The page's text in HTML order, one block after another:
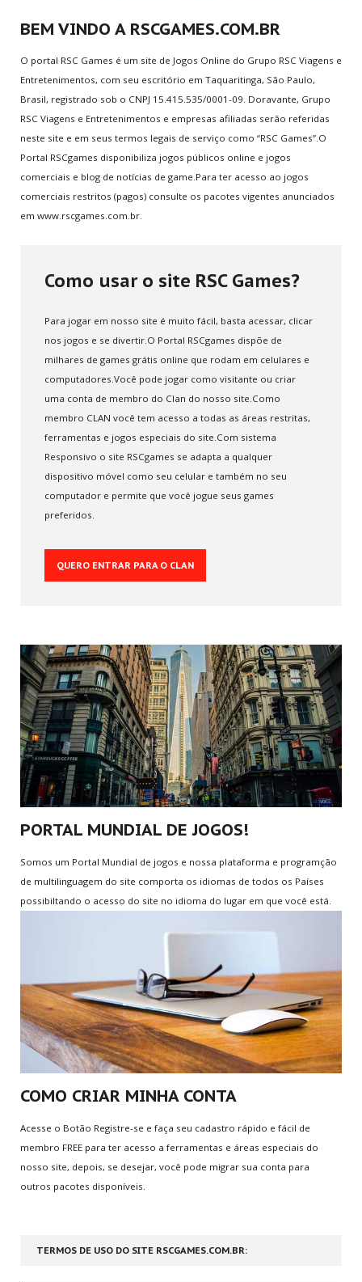
Multijogadores
MEMBROS
BEM VINDO A RSCGAMES.COM.BR
O portal RSC Games é um site de Jogos Online do Grupo RSC Viagens e
Entretenimentos, com seu escritório em Taquaritinga, São Paulo,
Brasil, registrado sob o CNPJ 15.415.535/0001-09. Doravante, Grupo
RSC Viagens e Entretenimentos e empresas afiliadas serão referidas
neste site e em seus termos legais de serviço como “RSC Games”.O
Portal RSCgames disponibiliza jogos públicos online e jogos
comerciais e blog de notícias de game.Para ter acesso ao jogos
comerciais restritos (pagos) consulte os pacotes vigentes anunciados
em www.rscgames.com.br.
Como usar o site RSC Games?
Para jogar em nosso site é muito fácil, basta acessar, clicar
nos jogos e se divertir.O Portal RSCgames dispõe de
milhares de games grátis online que rodam em celulares e
computadores.Você pode jogar como visitante ou criar
uma conta de membro do Clan do nosso site.Como
membro CLAN você tem acesso a todas as áreas restritas,
ferramentas e jogos especiais do site.Com sistema
Responsivo o site RSCgames se adapta a qualquer
dispositivo móvel como seu celular e também no seu
computador e permite que você jogue seus games
preferidos.
QUERO ENTRAR PARA O CLAN
PORTAL MUNDIAL DE JOGOS!
Somos um Portal Mundial de jogos e nossa plataforma e programção
de multilinguagem do site comporta os idiomas de todos os Países
possibiltando o acesso do site no idioma do lugar em que você está.
COMO CRIAR MINHA CONTA
Acesse o Botão Registre-se e faça seu cadastro rápido e fácil de
membro FREE para ter acesso a ferramentas e áreas especiais do
nosso site, depois, se desejar, você pode migrar sua conta para
outros pacotes disponíveis.
TERMOS DE USO DO SITE RSCGAMES.COM.BR:
Você está aqui: Home Quem somos
Crie sua conta
Seja voluntário
Envie Iframe
Seja Blogueiro
INFOGAMES
Games Mais Jogados
Games Mais Votados
Games Atualizados
INFO& SUPORTE
Contato
FAQs
Pesquisar no site
Notícias
NOVOSGAMES
Super Mario Bros.
Tennis
Table Soccer
8 Ball Pool
Política de Privacidade
Informação aos Pais
Política de Cookies
Política de Trocas
Todos os Termos
MAIS JOGADOS
World Cup Penalty
Tennis
Arcade Golf